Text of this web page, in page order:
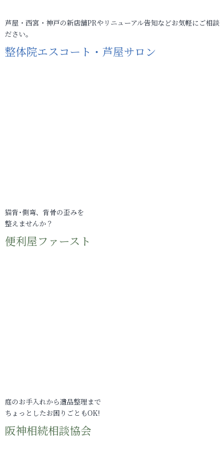
芦屋・西宮・神戸の新店舗PRやリニューアル告知などお気軽にご相
ださい。
整体院エスコート・芦屋サロン
猫背･側弯、背骨の歪みを
整えませんか？
便利屋ファースト
庭のお手入れから遺品整理まで
ちょっとしたお困りごともOK!
阪神相続相談協会